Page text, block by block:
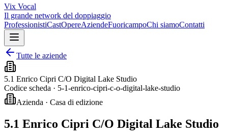
Vix Vocal
Il grande network del doppiaggio
ProfessionistiCastOpereAziendeFuoricampoChi siamoContatti
Tutte le aziende
5.1 Enrico Cipri C/O Digital Lake Studio
Codice scheda · 5-1-enrico-cipri-c-o-digital-lake-studio
Azienda · Casa di edizione
5.1 Enrico Cipri C/O Digital Lake Studio